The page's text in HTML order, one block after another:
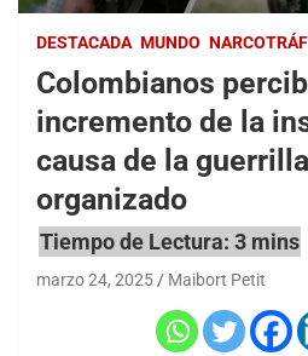
DESTACADA MUNDO
Colombianos
incremento de la
causa de la
organizado
marzo 24, 2025 Maibort Petit